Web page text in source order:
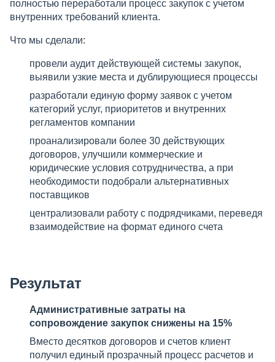
полностью переработали процесс закупок с учетом
внутренних требований клиента.
Что мы сделали:
провели аудит действующей системы закупок,
выявили узкие места и дублирующиеся процессы
разработали единую форму заявок с учетом
категорий услуг, приоритетов и внутренних
регламентов компании
проанализировали более 30 действующих
договоров, улучшили коммерческие и
юридические условия сотрудничества, а при
необходимости подобрали альтернативных
поставщиков
централизовали работу с подрядчиками, переведя
взаимодействие на формат единого счета
Результат
Административные затраты на
сопровождение закупок снижены на 15%
Вместо десятков договоров и счетов клиент
получил единый прозрачный процесс расчетов и